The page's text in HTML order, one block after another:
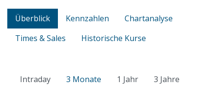
Überblick Kennzahlen
Chartanalyse
Times & Sales
Historische Kurse
Intraday 3 Monate 1 Jahr
3 Jahre